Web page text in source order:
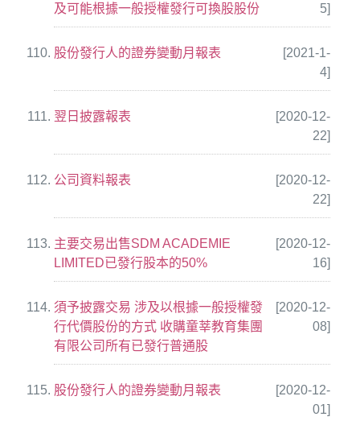
及可能根據一般授權發行可換股股份
5]
股份發行人的證券變動月報表
[2021-1-
4]
翌日披露報表
[2020-12-
22]
公司資料報表
[2020-12-
22]
主要交易出售SDM ACADEMIE
LIMITED已發行股本的50%
[2020-12-
16]
須予披露交易 涉及以根據一般授權發
行代價股份的方式 收購童莘教育集團
有限公司所有已發行普通股
[2020-12-
08]
股份發行人的證券變動月報表
[2020-12-
01]